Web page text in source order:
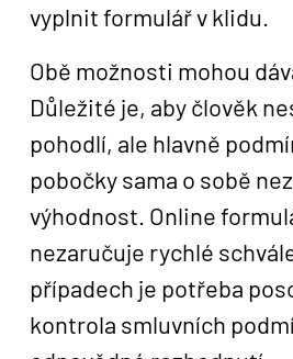
vyplnit formulář v klidu.
Obě možnosti mohou
Důležité je, aby člověk
pohodlí, ale hlavně
pobočky sama o sobě
výhodnost. Online
nezaručuje rychlé
případech je potřeba
kontrola smluvních